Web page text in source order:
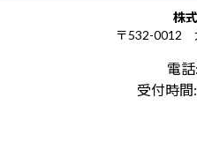
株
〒532-0012
電話:
受付時間